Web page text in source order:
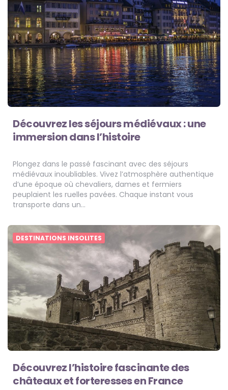
Découvrez les séjours médiévaux : une
immersion dans l’histoire
Plongez dans le passé fascinant avec des séjours
médiévaux inoubliables. Vivez l’atmosphère authentique
d’une époque où chevaliers, dames et fermiers
peuplaient les ruelles pavées. Chaque instant vous
transporte dans un…
DESTINATIONS INSOLITES
Découvrez l’histoire fascinante des
châteaux et forteresses en France